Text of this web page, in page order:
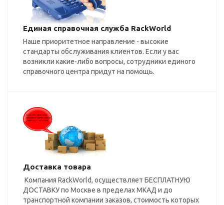
Единая справочная служба RackWorld
Наше приоритетное направление - высокие
стандарты обслуживания клиентов. Если у вас
возникли какие-либо вопросы, сотрудники единого
справочного центра придут на помощь.
Доставка товара
Компания RackWorld, осуществляет БЕСПЛАТНУЮ
ДОСТАВКУ по Москве в пределах МКАД и до
транспортной компании заказов, стоимость которых